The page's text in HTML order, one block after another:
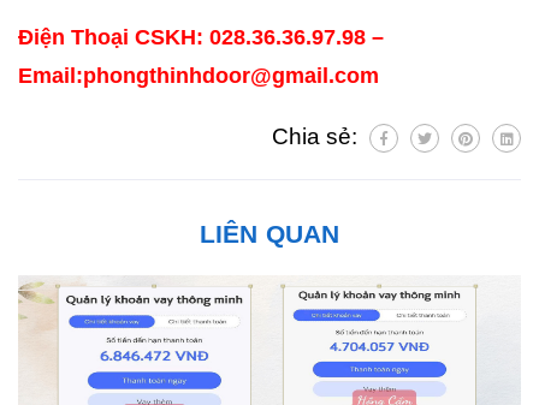
Điện Thoại CSKH: 028.36.36.97.98 –
Email:phongthinhdoor@gmail.com
Chia sẻ:
LIÊN QUAN